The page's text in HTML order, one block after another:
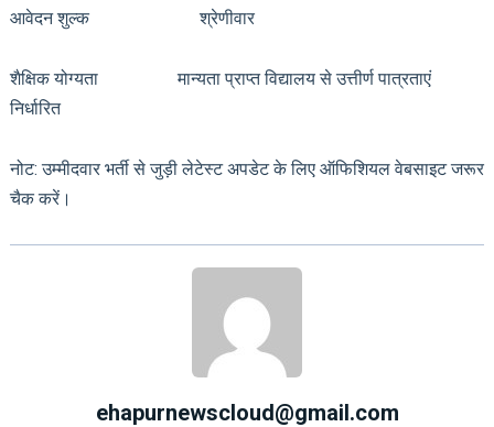
आवेदन शुल्क श्रेणीवार
शैक्षिक योग्यता मान्यता प्राप्त विद्यालय से उत्तीर्ण पात्रताएं
निर्धारित
नोट: उम्मीदवार भर्ती से जुड़ी लेटेस्ट अपडेट के लिए ऑफिशियल वेबसाइट जरूर
चैक करें।
ehapurnewscloud@gmail.com